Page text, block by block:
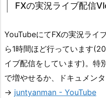
FXの実況ライブ配信
YouTubeにてFXの実況ライ
ら1時間ほど行っています
イブ配信をしています)。特
で増やせるか、ドキュメン
→ juntyanman - YouTube